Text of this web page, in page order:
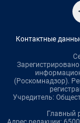
Контактные
(Роскомнадзор).
Учредитель:
Главный